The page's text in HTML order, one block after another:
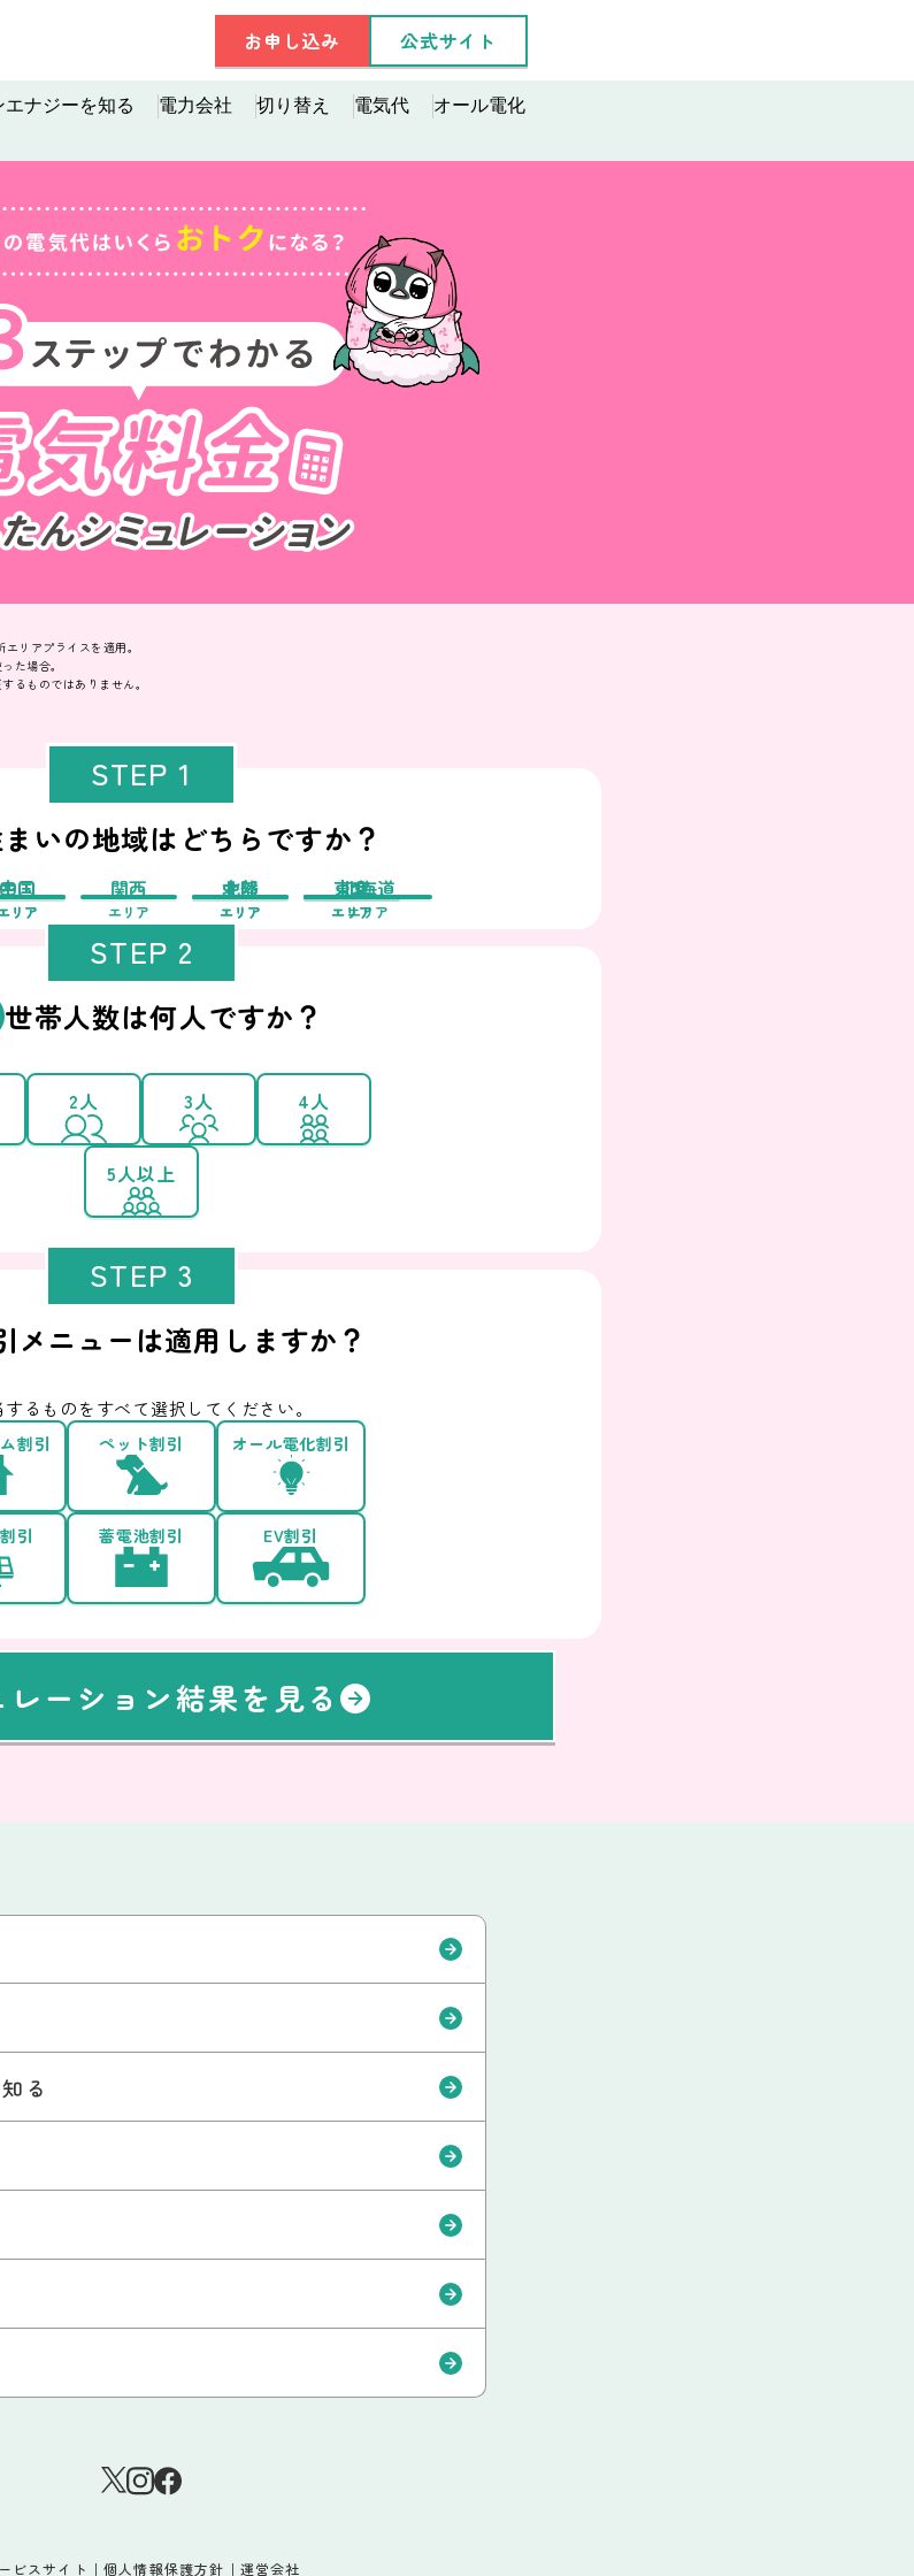
お申し込み 公式サイト
エナジーを知る 電力会社 切り替え 電気代 オール電化
リアプライスを適用。
た場合。
るものではありません。
STEP 1
いの地域はどちらですか？
北海道
エリア
東北
エリア
東京
エリア
中部
エリア
北陸
エリア
関西
エリア
国
リア
国
リア
STEP 2
世帯人数は何人ですか？
2人 3人 4人
5人以上
STEP 3
メニューは適用しますか？
るものをすべて選択してください。
割引 ペット割引 オール電化割引
引 蓄電池割引 EV割引
レーション結果を見る
る
ビスサイト ｜ 個人情報保護方針 ｜ 運営会社